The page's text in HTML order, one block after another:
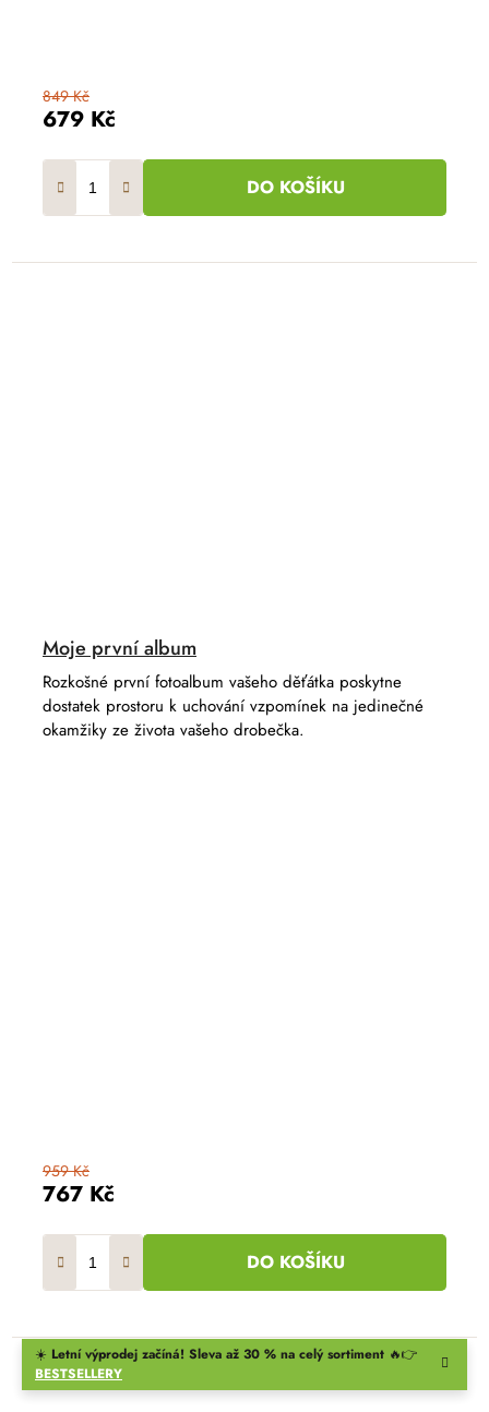
☀️ Letní výprodej začíná! Sleva až 30 % na celý sortiment 🔥👉
BESTSELLERY
679 Kč
849 Kč
DO KOŠÍKU
Moje první album
767 Kč
959 Kč
DO KOŠÍKU
Rozkošné první fotoalbum vašeho děťátka poskytne
dostatek prostoru k uchování vzpomínek na jedinečné
okamžiky ze života vašeho drobečka.